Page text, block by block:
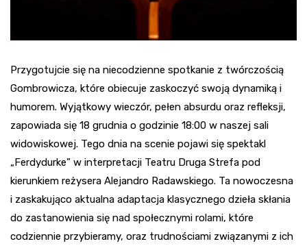
Przygotujcie się na niecodzienne spotkanie z twórczością
Gombrowicza, które obiecuje zaskoczyć swoją dynamiką i
humorem. Wyjątkowy wieczór, pełen absurdu oraz refleksji,
zapowiada się 18 grudnia o godzinie 18:00 w naszej sali
widowiskowej. Tego dnia na scenie pojawi się spektakl
„Ferdydurke” w interpretacji Teatru Druga Strefa pod
kierunkiem reżysera Alejandro Radawskiego. Ta nowoczesna
i zaskakująco aktualna adaptacja klasycznego dzieła skłania
do zastanowienia się nad społecznymi rolami, które
codziennie przybieramy, oraz trudnościami związanymi z ich